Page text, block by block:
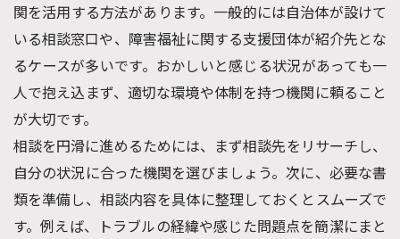
関を活用する方法があります。一般的には自治体が設けて
いる相談窓口や、障害福祉に関する支援団体が紹介先とな
るケースが多いです。おかしいと感じる状況があっても一
人で抱え込まず、適切な環境や体制を持つ機関に頼ること
が大切です。
相談を円滑に進めるためには、まず相談先をリサーチし、
自分の状況に合った機関を選びましょう。次に、必要な書
類を準備し、相談内容を具体に整理しておくとスムーズで
す。例えば、トラブルの経緯や感じた問題点を簡潔にまと